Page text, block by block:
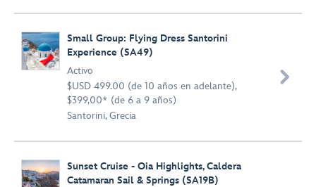
Small Group: Flying Dress Santorini
Experience (SA49)
Activo
$USD 499.00 (de 10 años en adelante),
$399,00* (de 6 a 9 años)
Santorini, Grecia

Sunset Cruise - Oia Highlights, Caldera
Catamaran Sail & Springs (SA19B)